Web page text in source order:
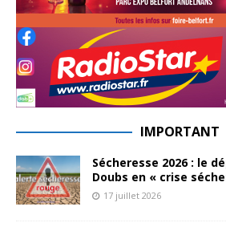
IMPORTANT
Sécheresse 2026 : le
Doubs en « crise
17 juillet 2026